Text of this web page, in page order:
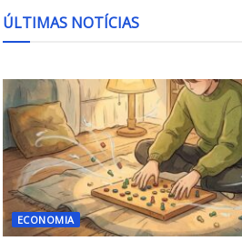
ÚLTIMAS NOTÍCIAS
ECONOMIA